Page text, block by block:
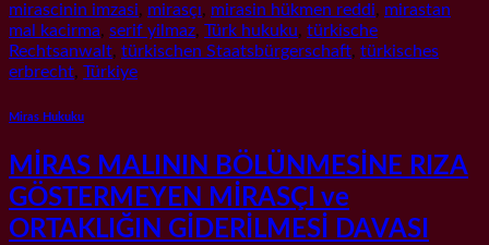
mirascinin imzasi, mirasçı, mirasin hükmen reddi, mirastan
mal kacirma, serif yilmaz, Türk hukuku, türkische
Rechtsanwalt, türkischen Staatsbürgerschaft, türkisches
erbrecht, Türkiye
Miras Hukuku
MİRAS MALININ BÖLÜNMESİNE RIZA
GÖSTERMEYEN MİRASÇI ve
ORTAKLIĞIN GİDERİLMESİ DAVASI